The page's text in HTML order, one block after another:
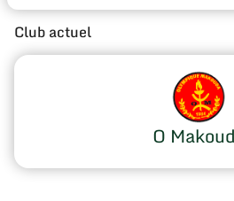
Club actuel
O